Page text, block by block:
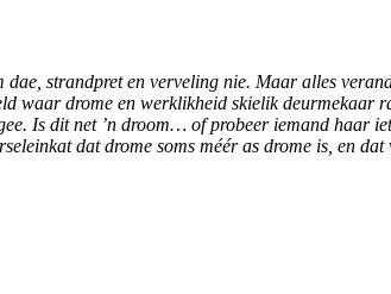
strandpret en verveling nie. Maar alles
waar drome en werklikheid skielik deurmekaar
Is dit net ’n droom… of probeer iemand haar
dat drome soms méér as drome is, en